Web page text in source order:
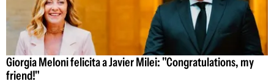
Giorgia Meloni felicita a Javier Milei: "Congratulations, my
friend!"